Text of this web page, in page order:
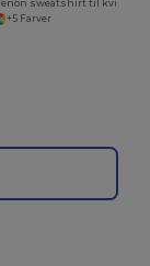
+5 Farver